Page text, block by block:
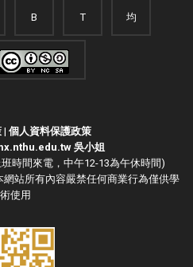
B T 均
| 個人資料保護政策
吳小姐
時間來電，中午12-13為午休時間)
網站所有內容嚴禁任何商業行為僅供學
術使用